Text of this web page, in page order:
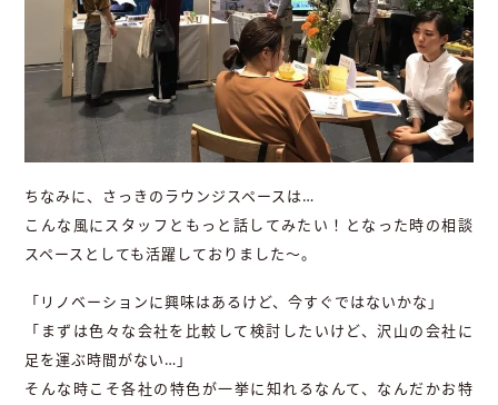
ちなみに、さっきのラウンジスペースは…
こんな風にスタッフともっと話してみたい！となった時の相談
スペースとしても活躍しておりました〜。
「リノベーションに興味はあるけど、今すぐではないかな」
「まずは色々な会社を比較して検討したいけど、沢山の会社に
足を運ぶ時間がない…」
そんな時こそ各社の特色が一挙に知れるなんて、なんだかお特